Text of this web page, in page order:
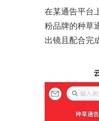
在某通告平台
粉品牌的种草
出镜且配合完